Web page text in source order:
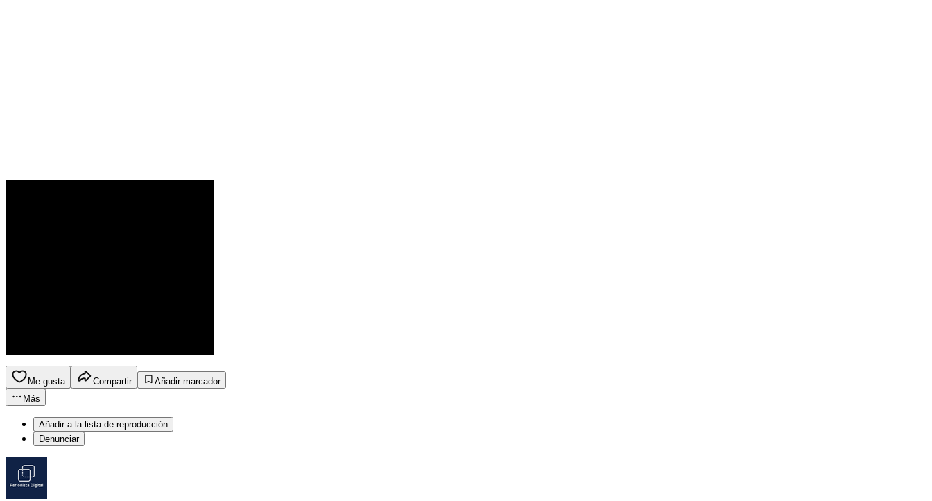
Me gusta Compartir
Añadir marcador
Más
Añadir a la lista de reproducción
Denunciar